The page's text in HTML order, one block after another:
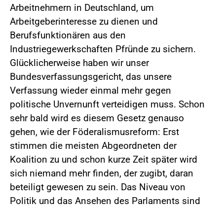
Arbeitnehmern in Deutschland, um
Arbeitgeberinteresse zu dienen und
Berufsfunktionären aus den
Industriegewerkschaften Pfründe zu sichern.
Glücklicherweise haben wir unser
Bundesverfassungsgericht, das unsere
Verfassung wieder einmal mehr gegen
politische Unvernunft verteidigen muss. Schon
sehr bald wird es diesem Gesetz genauso
gehen, wie der Föderalismusreform: Erst
stimmen die meisten Abgeordneten der
Koalition zu und schon kurze Zeit später wird
sich niemand mehr finden, der zugibt, daran
beteiligt gewesen zu sein. Das Niveau von
Politik und das Ansehen des Parlaments sind